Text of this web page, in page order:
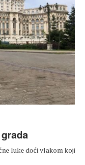
luke doći vlakom koji